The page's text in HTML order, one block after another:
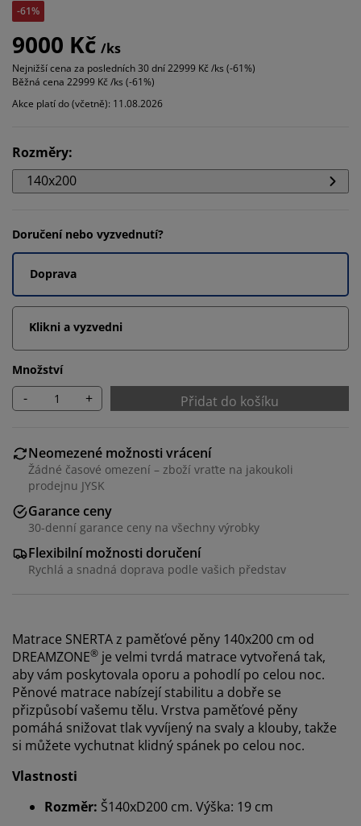
-61%
9000 Kč /ks
Nejnižší cena za posledních 30 dní22999 Kč /ks (-61%)
Běžná cena 22999 Kč /ks (-61%)
Akce platí do (včetně): 11.08.2026
Rozměry:
140x200
Doručení nebo vyzvednutí?
Doprava
Klikni a vyzvedni
Množství
- + Přidat do košíku
Neomezené možnosti vrácení
Žádné časové omezení – zboží vraťte na jakoukoli
prodejnu JYSK
Garance ceny
30-denní garance ceny na všechny výrobky
Flexibilní možnosti doručení
Rychlá a snadná doprava podle vašich představ
Matrace SNERTA z paměťové pěny 140x200 cm od
DREAMZONE® je velmi tvrdá matrace vytvořená tak,
aby vám poskytovala oporu a pohodlí po celou noc.
Pěnové matrace nabízejí stabilitu a dobře se
přizpůsobí vašemu tělu. Vrstva paměťové pěny
pomáhá snižovat tlak vyvíjený na svaly a klouby, takže
si můžete vychutnat klidný spánek po celou noc.
Vlastnosti
Rozměr: Š140xD200 cm. Výška: 19 cm